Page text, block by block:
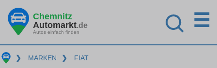
Chemnitz
Automarkt.de
Autos einfach finden
☰
❯ MARKEN ❯ FIAT